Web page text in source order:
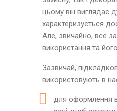
цьому він виглядає
характеризується
Але, звичайно, все
використання та
Зазвичай,
використовують в
для оформлення